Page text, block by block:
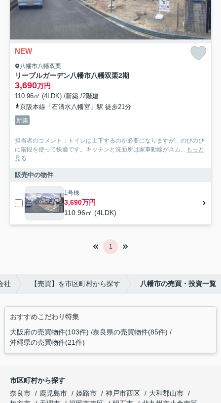
NEW
八幡市八幡双栗
リーブルガーデン八幡市八幡双栗2期
3,690万円
110.96㎡ (4LDK) /新築 /2階建
京阪本線「石清水八幡宮」駅 徒歩21分
新築
担当者のコメント：トイレは上下するのが必要になりますが、のびのび
に階段を使って快適です。キッチンと洗面所は家事動線がスム... もっと
見る
販売中の物件
1号棟
3,690万円
110.96㎡ (4LDK)
1
社 【売買】を市区町村から探す 八幡市の売買・投資一覧
おすすめこだわり特集
大阪府の売買物件(103件) 奈良県の売買物件(85件)
沖縄県の売買物件(21件)
市区町村から探す
奈良市
鹿児島市 姫路市 神戸市西区
大和郡山市